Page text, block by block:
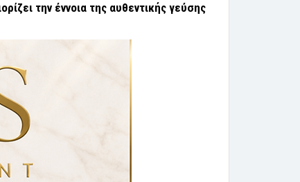
την έννοια της αυθεντικής γεύσης